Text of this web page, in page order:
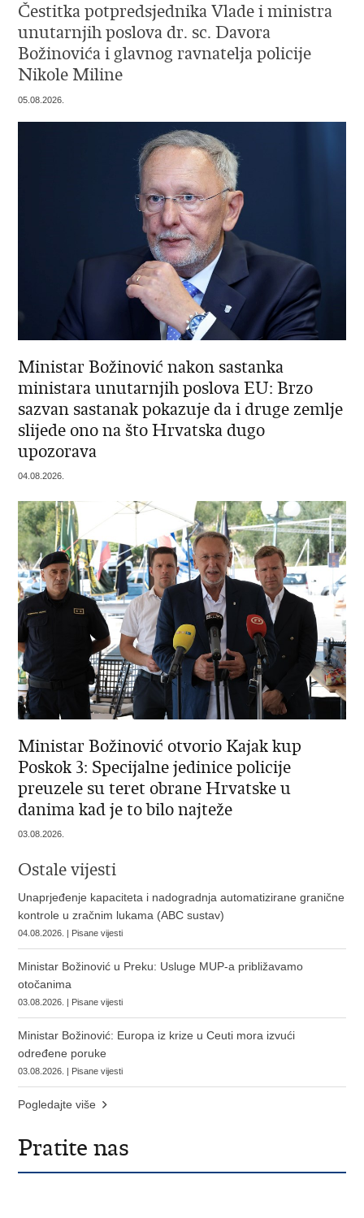
Čestitka potpredsjednika Vlade i ministra
unutarnjih poslova dr. sc. Davora
Božinovića i glavnog ravnatelja policije
Nikole Miline
05.08.2026.
Ministar Božinović nakon sastanka
ministara unutarnjih poslova EU: Brzo
sazvan sastanak pokazuje da i druge zemlje
slijede ono na što Hrvatska dugo
upozorava
04.08.2026.
Ministar Božinović otvorio Kajak kup
Poskok 3: Specijalne jedinice policije
preuzele su teret obrane Hrvatske u
danima kad je to bilo najteže
03.08.2026.
Ostale vijesti
Unaprjeđenje kapaciteta i nadogradnja automatizirane granične
kontrole u zračnim lukama (ABC sustav)
04.08.2026. | Pisane vijesti
Ministar Božinović u Preku: Usluge MUP-a približavamo
otočanima
03.08.2026. | Pisane vijesti
Ministar Božinović: Europa iz krize u Ceuti mora izvući
određene poruke
03.08.2026. | Pisane vijesti
Pogledajte više
Pratite nas